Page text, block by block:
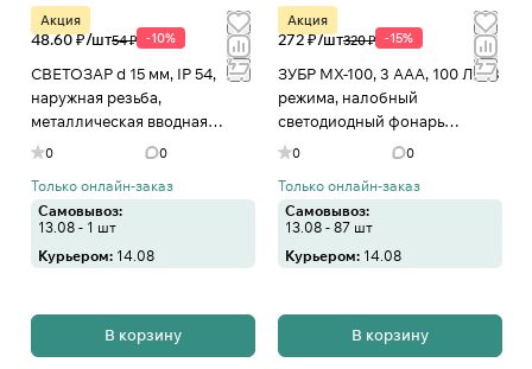
Акция
48.60 ₽/шт54 ₽ -10%
СВЕТОЗАР d 15 мм, IP 54,
наружная резьба,
металлическая вводная
муфта (60200-15)
0 0
Только онлайн-заказ
Самовывоз:
13.08 - 1 шт
Курьером: 14.08
В корзину
Акция
272 ₽/шт320 ₽ -15%
ЗУБР МХ-100, 3 AAA, 100 Лм, 3
режима, налобный
светодиодный фонарь
(56438)
0 0
Только онлайн-заказ
Самовывоз:
13.08 - 87 шт
Курьером: 14.08
В корзину